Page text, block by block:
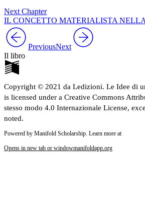
Next Chapter
IL CONCETTO MATERIALISTA
PreviousNext
Il libro
Copyright © 2021 da Ledizioni. Le Idee di
is licensed under a Creative Commons
stesso modo 4.0 Internazionale License,
noted.
Powered by Manifold Scholarship. Learn more at
Opens in new tab or windowmanifoldapp.org